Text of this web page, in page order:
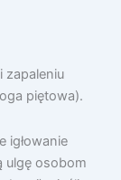
zapaleniu
piętowa).
igłowanie
ulgę osobom